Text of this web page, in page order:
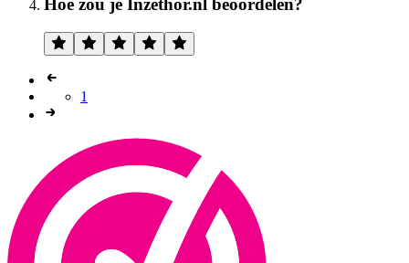
Hoe zou je Inzethor.nl beoordelen?
1